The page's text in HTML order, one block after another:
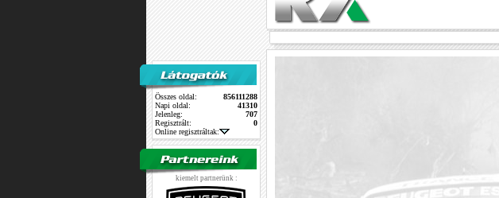
Összes oldal:
856111288
Napi oldal:
41310
Jelenleg:
707
Regisztrált:
0
Online regisztráltak:
kiemelt partnerünk :